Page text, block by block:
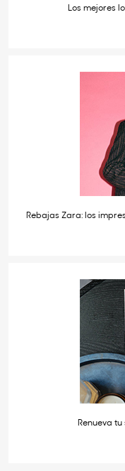
Los mejores
Rebajas Zara: los
Renueva